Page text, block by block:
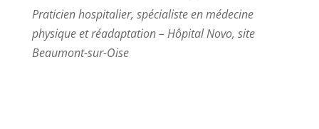
Praticien hospitalier, spécialiste en médecine
physique et réadaptation – Hôpital Novo, site
Beaumont-sur-Oise